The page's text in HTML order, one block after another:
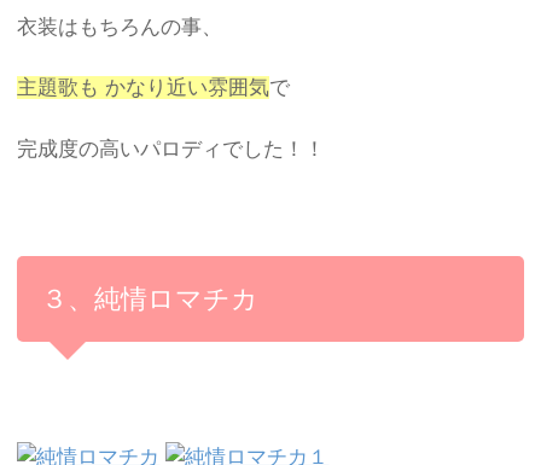
衣装はもちろんの事、
主題歌も かなり近い雰囲気で
完成度の高いパロディでした！！
３、純情ロマチカ